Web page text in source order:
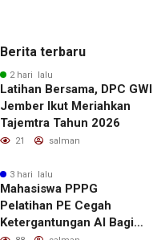
Berita terbaru
2 hari lalu
Latihan Bersama, DPC GWI
Jember Ikut Meriahkan
Tajemtra Tahun 2026
21 salman
3 hari lalu
Mahasiswa PPPG
Pelatihan PE Cegah
Ketergantungan AI Bagi